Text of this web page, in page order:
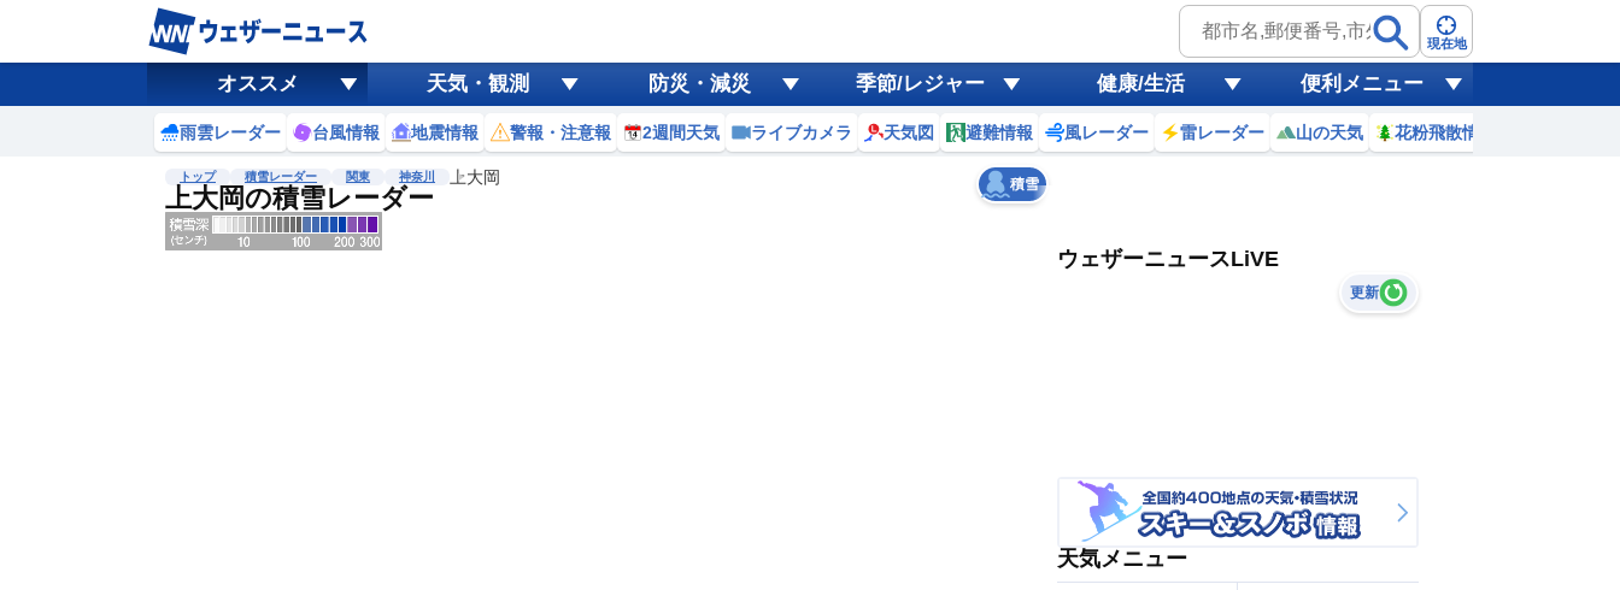
現在地
オススメ 天気・観測 防災・減災 季節/レジャー 健康/生活 便利メニュー
雨雲レーダー 台風情報 地震情報 警報・注意報 2週間天気 ライブカメラ 天気図 避難情報 風レーダー 雷レーダー 山の天気 花粉飛散情報
トップ 積雪レーダー 関東 神奈川 上大岡
上大岡の積雪レーダー 積雪
黄砂
天気 台風
ウェザーニュースLiVE
更新
天気メニュー